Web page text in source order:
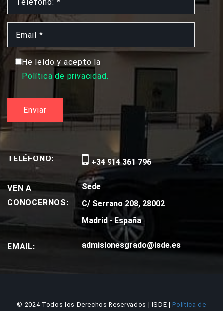
He leído y acepto la
Política de privacidad.
TELÉFONO: +34 914 361 796
VEN A
CONOCERNOS:
Sede
C/ Serrano 208, 28002
Madrid - España
EMAIL: admisionesgrado@isde.es
© 2024 Todos los Derechos Reservados | ISDE |Política de